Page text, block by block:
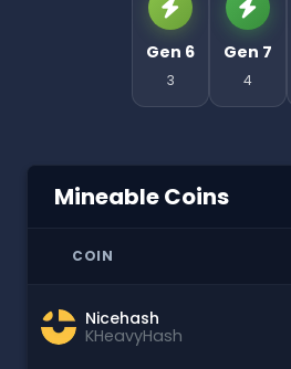
Gen 6
3
Gen 7
4
Mineable Coins
COIN
Nicehash
KHeavyHash